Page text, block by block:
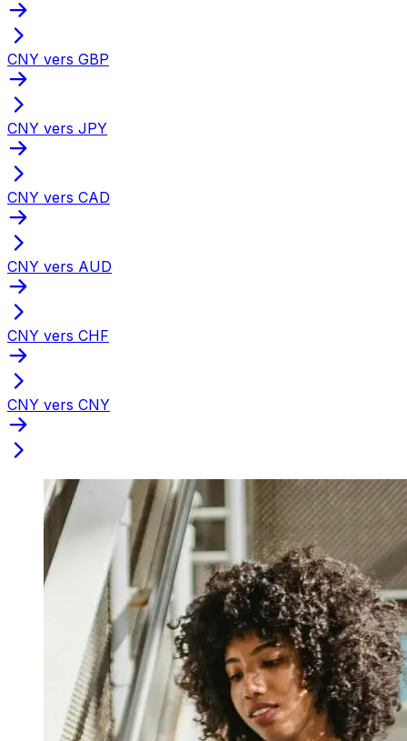
CNY vers GBP
CNY vers JPY
CNY vers CAD
CNY vers AUD
CNY vers CHF
CNY vers CNY